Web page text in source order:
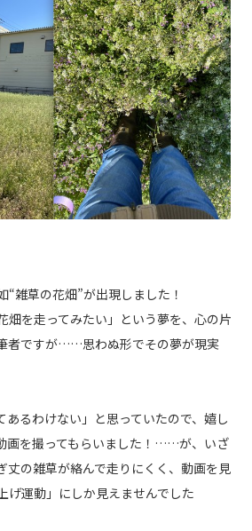
雑草の花畑”が出現しました！
畑を走ってみたい」という夢を、心の片
者ですが……思わぬ形でその夢が現実
あるわけない」と思っていたので、嬉し
画を撮ってもらいました！……が、いざ
丈の雑草が絡んで走りにくく、動画を見
げ運動」にしか見えませんでした